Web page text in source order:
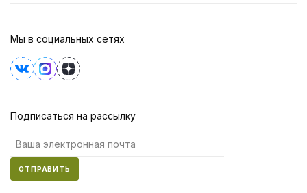
Мы в социальных сетях
Подписаться на рассылку
ОТПРАВИТЬ